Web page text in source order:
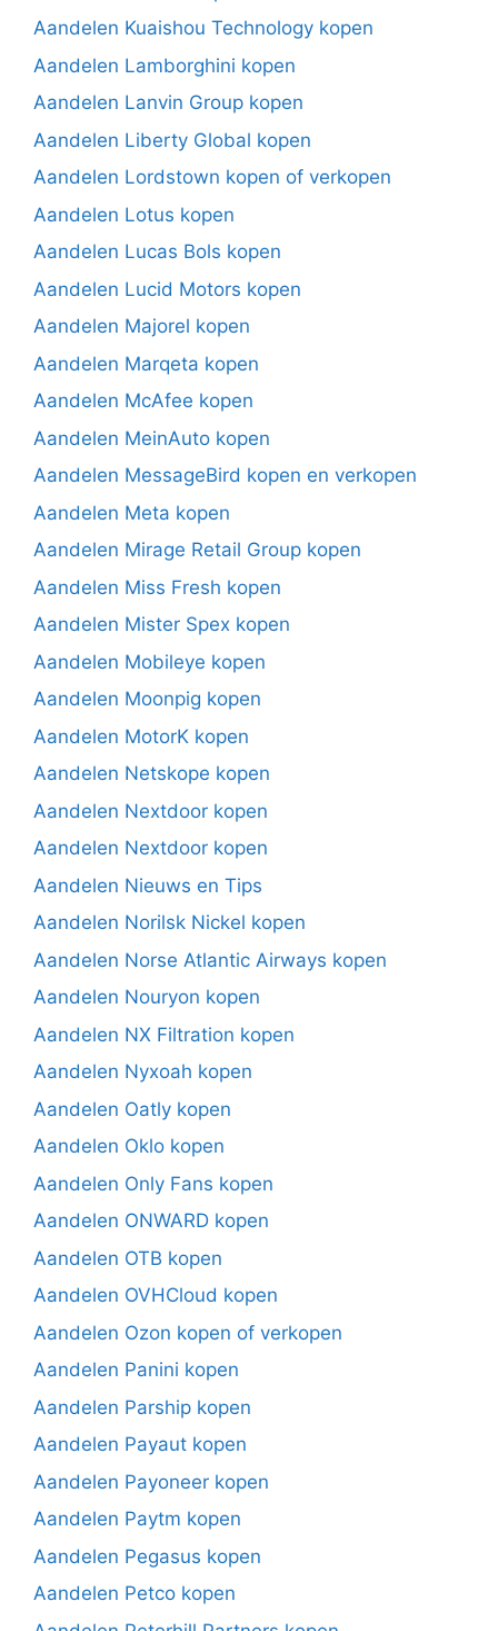
Aandelen Kuaishou Technology kopen
Aandelen Lamborghini kopen
Aandelen Lanvin Group kopen
Aandelen Liberty Global kopen
Aandelen Lordstown kopen of verkopen
Aandelen Lotus kopen
Aandelen Lucas Bols kopen
Aandelen Lucid Motors kopen
Aandelen Majorel kopen
Aandelen Marqeta kopen
Aandelen McAfee kopen
Aandelen MeinAuto kopen
Aandelen MessageBird kopen en verkopen
Aandelen Meta kopen
Aandelen Mirage Retail Group kopen
Aandelen Miss Fresh kopen
Aandelen Mister Spex kopen
Aandelen Mobileye kopen
Aandelen Moonpig kopen
Aandelen MotorK kopen
Aandelen Netskope kopen
Aandelen Nextdoor kopen
Aandelen Nextdoor kopen
Aandelen Nieuws en Tips
Aandelen Norilsk Nickel kopen
Aandelen Norse Atlantic Airways kopen
Aandelen Nouryon kopen
Aandelen NX Filtration kopen
Aandelen Nyxoah kopen
Aandelen Oatly kopen
Aandelen Oklo kopen
Aandelen Only Fans kopen
Aandelen ONWARD kopen
Aandelen OTB kopen
Aandelen OVHCloud kopen
Aandelen Ozon kopen of verkopen
Aandelen Panini kopen
Aandelen Parship kopen
Aandelen Payaut kopen
Aandelen Payoneer kopen
Aandelen Paytm kopen
Aandelen Pegasus kopen
Aandelen Petco kopen